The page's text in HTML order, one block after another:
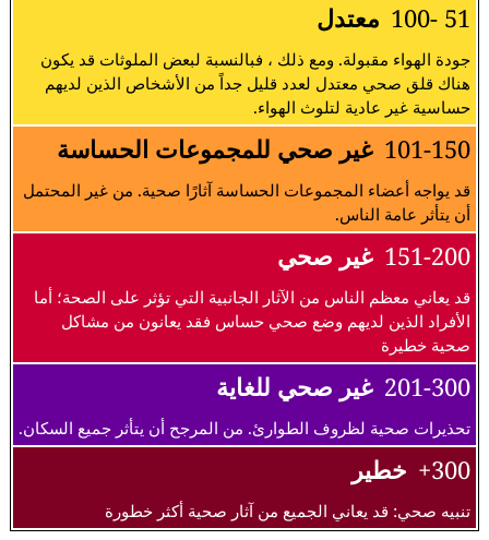
51 -100 معتدل
جودة الهواء مقبولة. ومع ذلك ، فبالنسبة لبعض الملوثات قد يكون
هناك قلق صحي معتدل لعدد قليل جداً من الأشخاص الذين لديهم
حساسية غير عادية لتلوث الهواء.
101-150 غير صحي للمجموعات الحساسة
قد يواجه أعضاء المجموعات الحساسة آثارًا صحية. من غير المحتمل
أن يتأثر عامة الناس.
151-200 غير صحي
قد يعاني معظم الناس من الآثار الجانبية التي تؤثر على الصحة؛ أما
الأفراد الذين لديهم وضع صحي حساس فقد يعانون من مشاكل
صحية خطيرة
201-300 غير صحي للغاية
تحذيرات صحية لظروف الطوارئ. من المرجح أن يتأثر جميع السكان.
300+ خطير
تنبيه صحي: قد يعاني الجميع من آثار صحية أكثر خطورة